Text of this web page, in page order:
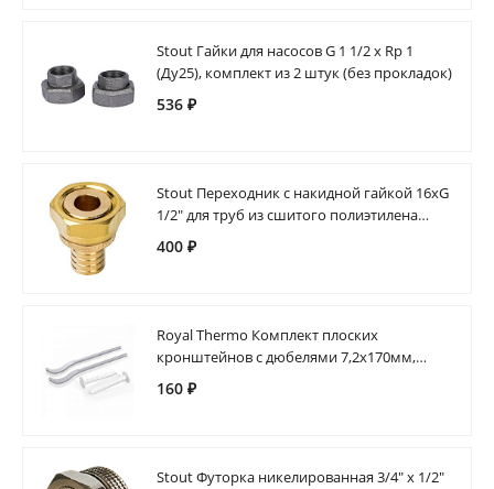
Stout Гайки для насосов G 1 1/2 x Rp 1
(Ду25), комплект из 2 штук (без прокладок)
536 ₽
Stout Переходник с накидной гайкой 16xG
1/2" для труб из сшитого полиэтилена
аксиальный
400 ₽
Royal Thermo Комплект плоских
кронштейнов с дюбелями 7,2х170мм,
серебристые (2шт)
160 ₽
Stout Футорка никелированная 3/4" х 1/2"